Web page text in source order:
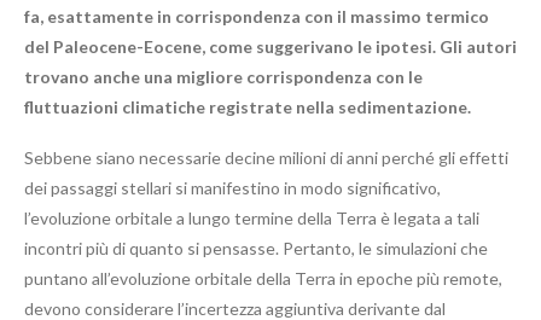
fa, esattamente in corrispondenza con il massimo termico
del Paleocene-Eocene, come suggerivano le ipotesi. Gli autori
trovano anche una migliore corrispondenza con le
fluttuazioni climatiche registrate nella sedimentazione.
Sebbene siano necessarie decine milioni di anni perché gli effetti
dei passaggi stellari si manifestino in modo significativo,
l’evoluzione orbitale a lungo termine della Terra è legata a tali
incontri più di quanto si pensasse. Pertanto, le simulazioni che
puntano all’evoluzione orbitale della Terra in epoche più remote,
devono considerare l’incertezza aggiuntiva derivante dal